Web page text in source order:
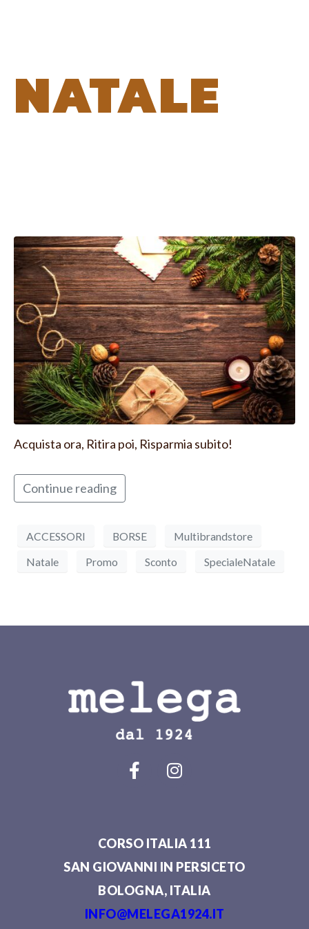
NATALE
Acquista ora, Ritira poi, Risparmia subito!
Continue reading
ACCESSORI BORSE
Multibrandstore
Natale
Promo Sconto SpecialeNatale
CORSO ITALIA 111
SAN GIOVANNI IN PERSICETO
BOLOGNA, ITALIA
INFO@MELEGA1924.IT